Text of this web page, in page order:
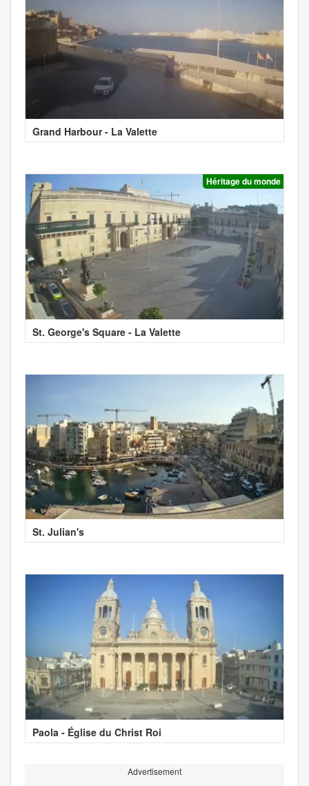
Grand Harbour - La Valette
Héritage du monde
St. George's Square - La Valette
St. Julian's
Paola - Église du Christ Roi
Advertisement